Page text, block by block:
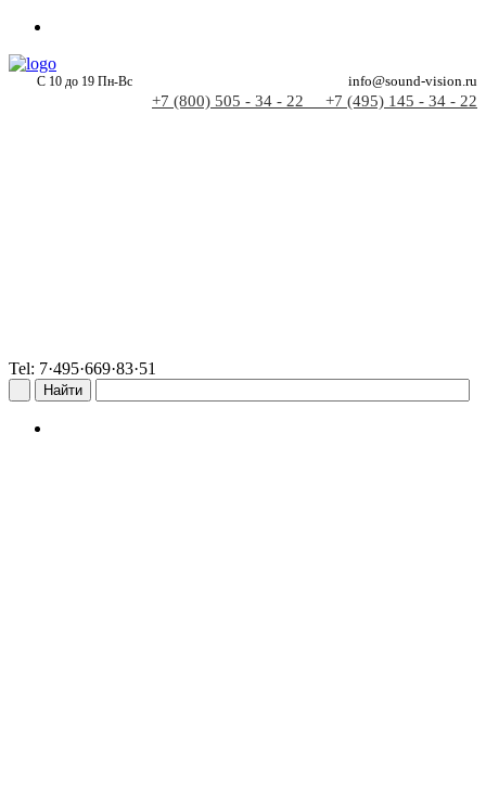
С 10 до 19 Пн-Вс info@sound-vision.ru
+7 (800) 505 - 34 - 22 +7 (495) 145 - 34 - 22
Tel: 7·495·669·83·51